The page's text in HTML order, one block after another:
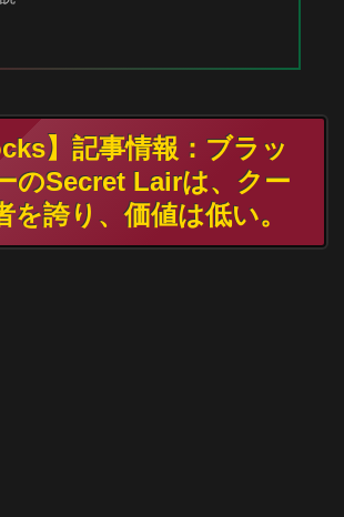
】記事情報：ブラッ
のSecret Lairは、クー
を誇り、価値は低い。